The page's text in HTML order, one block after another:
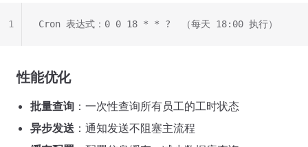
Cron 表达式：0 0 18 * * ?  （每天 18:00 执行）
1
性能优化
批量查询 ：一次性查询所有员工的工时状态
异步发送 ：通知发送不阻塞主流程